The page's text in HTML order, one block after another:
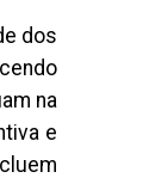
dos
na
e